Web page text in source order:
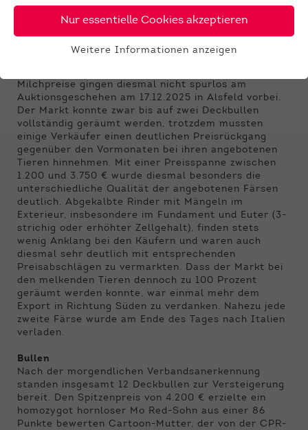
Dezember 2025
Große Preisspanne bei der Dezember-
Milchpreise gingen diesmal nicht spurlos am
Auktionsgeschehen am 17.12.2025 in Alsfeld vorbei.
Der Markt konnte zwar bis auf zwei Deckbullen
vollständig geräumt werden, trotzdem mussten
einige Verkäufer einen deutlichen Preisrückgang
gegenüber den Vormonaten bei ihren angebotenen
Tieren hinnehmen. Mit einer Preisspanne zwischen
1.200 und 3.750 € wurde diesmal besonders die
unterschiedliche Qualität der angebotenen Färsen
deutlich. Abgekalbte Rinder mit Mängeln im
Exterieur, insbesondere im Fundament und Euter (3-
strichig oder erhöhter Zellgehalt), finden stets
wenig Anklang bei den Käufern und waren auch
diesmal sehr deutlich mit entsprechenden
Preisabschlägen zu vermarkten. Dass der Markt bei
den melkenden Tieren dennoch zu 100 Prozent
geräumt werden konnte, war einmal mehr dem
Export in Richtung Süden zu verdanken. Nahezu jede
zweite Färse wurde am Ende des Tages nach Italien
verladen.
Bullen
Nach der morgendlichen Verbandsanerkennung
standen insgesamt 12 Deckbullen zur Versteigerung
bereit. Den Spitzenpreis von 4.200 € erzielte ein
homozygot hornloser Mo Red-Sohn aus einer 86
Punkte bewerten Cartoon-Mutter, der von der CPR-
Nur essentielle Cookies akzeptieren
Funktionen der Webseite benötigt. Dadurch ist
gewährleistet, dass die Webseite einwandfrei
funktioniert.
Name cookie_optin
Anbieter Qnetics
Laufzeit 1 Jahr
Zweck Cookie Einstellungen speichern
Cookie-Informationen anzeigen
Externe Inhalte
Wir verwenden auf unserer Website externe
Inhalte, um Ihnen zusätzliche Informationen
anzubieten.
Weitere Informationen anzeigen